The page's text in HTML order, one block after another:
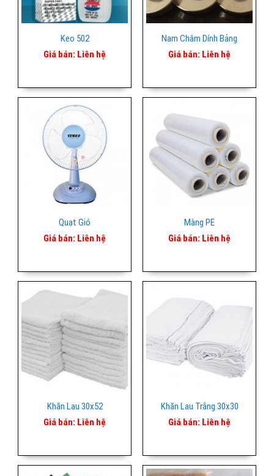
Keo 502
Giá bán: Liên hệ
Nam Châm Dính Bảng
Giá bán: Liên hệ
Quạt Gió
Giá bán: Liên hệ
Màng PE
Giá bán: Liên hệ
Khăn Lau 30x52
Giá bán: Liên hệ
Khăn Lau Trắng 30x30
Giá bán: Liên hệ